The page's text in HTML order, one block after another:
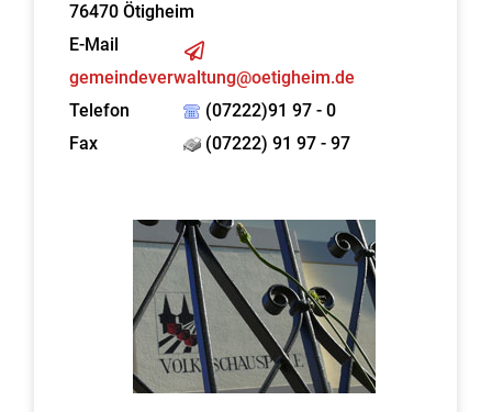
76470 Ötigheim
E-Mail
gemeindeverwaltung@oetigheim.de
Telefon
(07222)91 97 - 0
Fax
(07222) 91 97 - 97